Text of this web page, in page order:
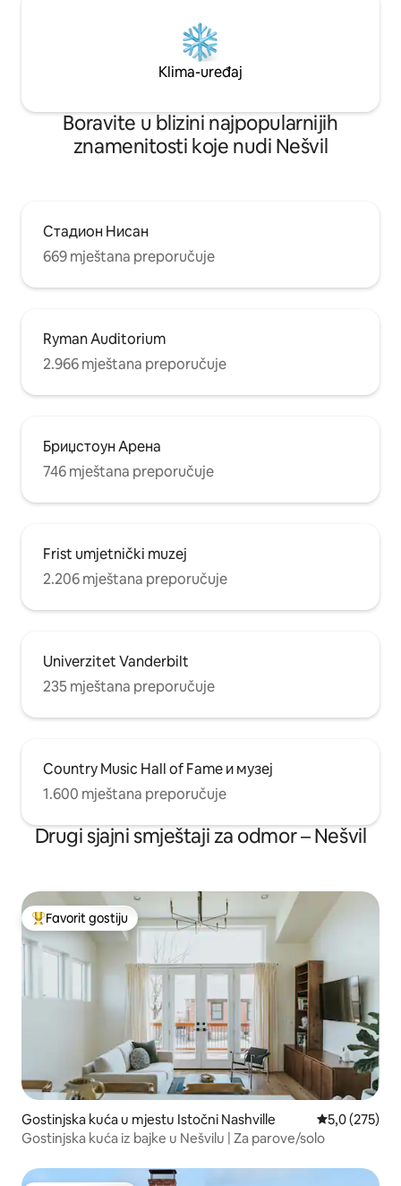
Klima-uređaj
Boravite u blizini najpopularnijih
znamenitosti koje nudi Nešvil
Стадион Нисан
669 mještana preporučuje
Ryman Auditorium
2.966 mještana preporučuje
Бриџстоун Арена
746 mještana preporučuje
Frist umjetnički muzej
2.206 mještana preporučuje
Univerzitet Vanderbilt
235 mještana preporučuje
Country Music Hall of Fame и музеј
1.600 mještana preporučuje
Drugi sjajni smještaji za odmor – Nešvil
Glavni favorit gostiju
Favorit gostiju
Gostinjska kuća u mjestu Istočni Nashville prosječna
5,0 (275)
Gostinjska kuća iz bajke u Nešvilu | Za parove/solo